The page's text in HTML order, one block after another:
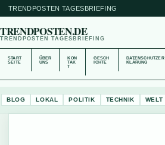
TRENDPOSTEN TAGESBRIEFING
TRENDPOSTEN.DE
TRENDPOSTEN TAGESBRIEFING
START
SEITE
ÜBER
UNS
KON
TAK
T
GESCH
ICHTE
DATENSCHUTZER
KLÄRUNG
BLOG LOKAL POLITIK TECHNIK WELT